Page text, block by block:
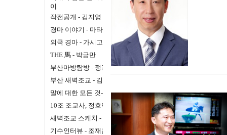
이
작전공개 - 김지영
경마 이야기 - 마타하리
외국 경마 - 가시고기
THE 馬 - 박금만
부산마방탐방 - 정경목
부산 새벽조교 - 김기경
말에 대한 모든 것- 馬ROOT
10조 조교사, 정호익입니다.
새벽조교 스케치 - 신승욱
기수인터뷰 - 조재흠